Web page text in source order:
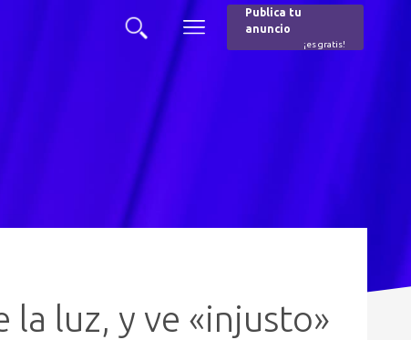
Buscar
Menú
Publica tu
anuncio
¡es gratis!
la luz, y ve «injusto»